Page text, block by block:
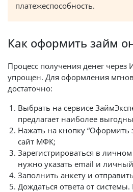
платежеспособность.
Как оформить займ
Процесс получения денег
упрощен. Для оформления
достаточно:
Выбрать на сервисе
предлагает наиболее
Нажать на кнопку “Оформить
сайт МФК;
Зарегистрироваться в
нужно указать email и
Заполнить анкету и
Дождаться ответа от системы.